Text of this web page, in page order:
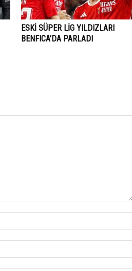
ESKİ SÜPER LİG YILDIZLARI
BENFICA’DA PARLADI